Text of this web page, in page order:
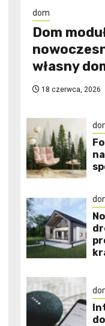
dom
Dom
własny
18 czerwca, 2026